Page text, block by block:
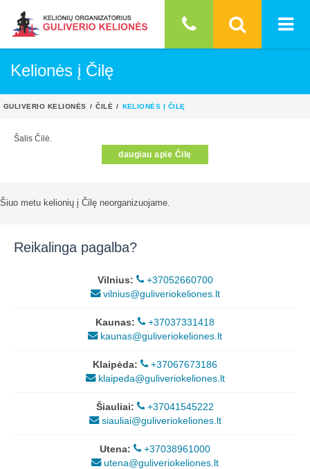
Kelionės į Čilę
GULIVERIO KELIONĖS ČILĖ KELIONĖS Į ČILĘ
Šalis Čilė.
daugiau apie Čilę
Šiuo metu kelionių į Čilę neorganizuojame.
Reikalinga pagalba?
Vilnius:
+37052660700
vilnius@guliveriokeliones.lt
Kaunas:
+37037331418
kaunas@guliveriokeliones.lt
Klaipėda:
+37067673186
klaipeda@guliveriokeliones.lt
Šiauliai:
+37041545222
siauliai@guliveriokeliones.lt
Utena:
+37038961000
utena@guliveriokeliones.lt